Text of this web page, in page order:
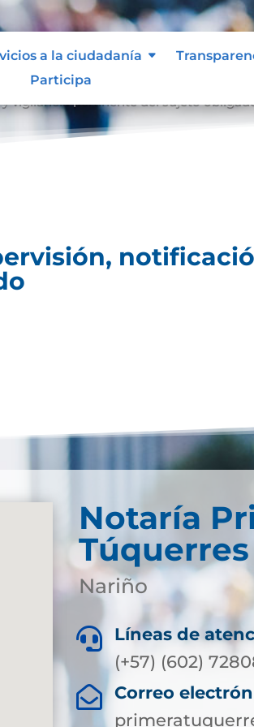
a la ciudadanía
Participa
vigilancia pertinente del sujeto obligado
Notaría
Túquerres
Nariño

Líneas de
(+57) (602)

Correo